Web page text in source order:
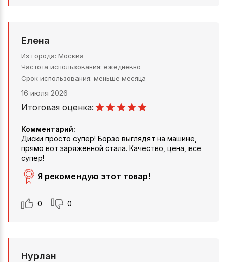
Елена
Из города Москва
Частота использования ежедневно
Срок использования меньше месяца
16 июля 2026
Итоговая оценка:
Комментарий:
Диски просто супер! Борзо выглядят на машине,
прямо вот заряженной стала. Качество, цена, все
супер!
Я рекомендую этот товар!
0 0
Нурлан